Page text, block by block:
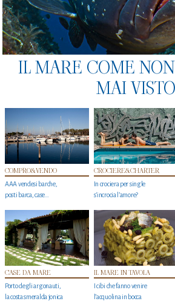
IL MARE COME
MAI VISTO
COMPRO&VENDO
AAA vendesi barche,
posti barca, case…
CROCIERE&CHARTER
In crociera per single
s'incrocia l’amore?
CASE DA MARE
Porto degli argonauti,
la costa smeralda jonica
IL MARE IN TAVOLA
I cibi che fanno venire
l’acquolina in bocca